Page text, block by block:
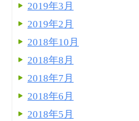
2019年3月
2019年2月
2018年10月
2018年8月
2018年7月
2018年6月
2018年5月